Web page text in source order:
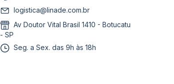
logistica@linade.com.br
Av Doutor Vital Brasil 1410 - Botucatu
- SP
Seg. a Sex. das 9h às 18h